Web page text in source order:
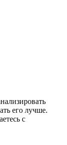
его лучше.
с